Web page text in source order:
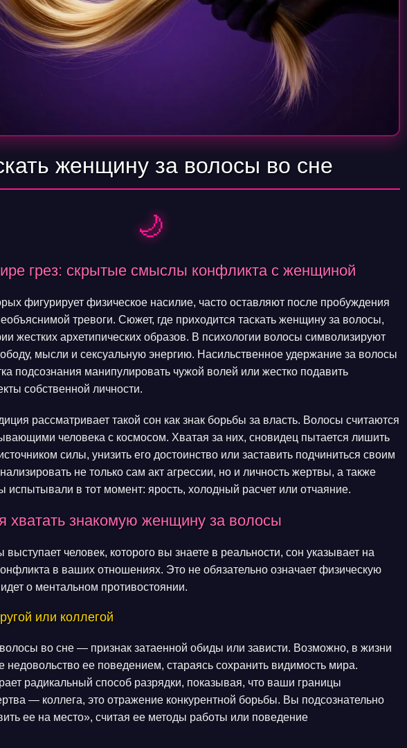
женщину за волосы во сне
🌙
грез: скрытые смыслы конфликта с женщиной
фигурирует физическое насилие, часто оставляют после пробуждения
тревоги. Сюжет, где приходится таскать женщину за волосы,
жестких архетипических образов. В психологии волосы символизируют
мысли и сексуальную энергию. Насильственное удержание за волосы
подсознания манипулировать чужой волей или жестко подавить
собственной личности.
рассматривает такой сон как знак борьбы за власть. Волосы считаются
человека с космосом. Хватая за них, сновидец пытается лишить
силы, унизить его достоинство или заставить подчиниться своим
не только сам акт агрессии, но и личность жертвы, а также
испытывали в тот момент: ярость, холодный расчет или отчаяние.
хватать знакомую женщину за волосы
человек, которого вы знаете в реальности, сон указывает на
в ваших отношениях. Это не обязательно означает физическую
идет о ментальном противостоянии.
или коллегой
волосы во сне — признак затаенной обиды или зависти. Возможно, в жизни
недовольство ее поведением, стараясь сохранить видимость мира.
радикальный способ разрядки, показывая, что ваши границы
— коллега, это отражение конкурентной борьбы. Вы подсознательно
ее на место», считая ее методы работы или поведение